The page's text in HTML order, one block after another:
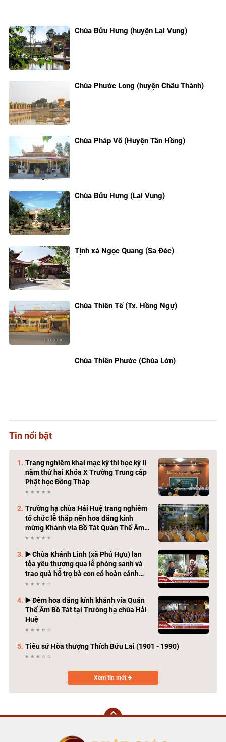
Chùa Bửu Hưng (huyện Lai Vung)
Chùa Phước Long (huyện Châu Thành)
Chùa Pháp Võ (Huyện Tân Hồng)
Chùa Bửu Hưng (Lai Vung)
Tịnh xá Ngọc Quang (Sa Đéc)
Chùa Thiên Tế (Tx. Hồng Ngự)
Chùa Thiên Phước (Chùa Lớn)
Tin nổi bật
Trang nghiêm khai mạc kỳ thi học kỳ II
năm thứ hai Khóa X Trường Trung cấp
Phật học Đồng Tháp
Trường hạ chùa Hải Huệ trang nghiêm
tổ chức lễ thắp nến hoa đăng kính
mừng Khánh vía Bồ Tát Quán Thế Âm
Thành Đạo
▶️ Chùa Khánh Linh (xã Phú Hựu) lan
tỏa yêu thương qua lễ phóng sanh và
trao quà hỗ trợ bà con có hoàn cảnh
khó khăn
▶️ Đêm hoa đăng kính khánh vía Quán
Thế Âm Bồ Tát tại Trường hạ chùa Hải
Huệ
Tiểu sử Hòa thượng Thích Bửu Lai (1901 - 1990)
Xem tin mới